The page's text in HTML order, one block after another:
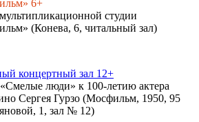
6+
студии
(Конева, 6, читальный зал)
концертный зал 12+
люди» к 100-летию актера
Сергея Гурзо (Мосфильм, 1950, 95
1, зал № 12)